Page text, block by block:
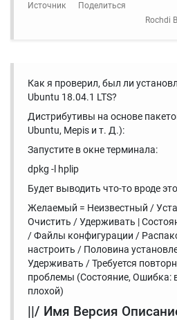
Источник
Поделиться
Rochdi
Как я проверил, был ли
Ubuntu 18.04.1 LTS?
Дистрибутивы на основе
Ubuntu, Mepis и т. Д.):
Запустите в окне терминала:
dpkg -l hplip
Будет выводить что-то вроде
Желаемый = Неизвестный /
Очистить / Удерживать |
/ Файлы конфигурации /
настроить / Половина
Удерживать / Требуется
проблемы (Состояние, Ошибка:
плохой)
||/ Имя Версия